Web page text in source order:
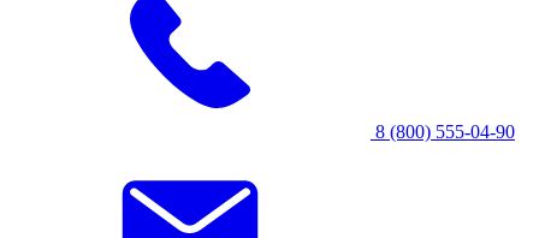
8 (800) 555-04-90